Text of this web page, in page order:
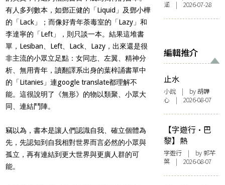
有人多列數本，如鄧正健的「Liquid」及鄧小樺
的「Lack」；而像好青年荼毒室的「Lazy」和
李達寧的「Left」，則只談一本。結果這堆書
單，Lesiban、Left、Lack、Lazy，出來還是很
非主流的小眾立足點：女同志、左翼、精神分
析、無用青年，讀翻譯系出身的葉梓誦書單中
的「Litanies」連google translate都理解不
能。這很說明了《無形》的物以類聚、小眾大
同、連結鬥陣。
竊以為，書本是讓人們認識自我、確立個體為
先，先認知到自我相對世界而言必然的小眾與
孤立，再有連結到更大世界與更廣人群的可
能。
涵 | 2026-07-28
編輯推介
止水
小說 | by 胡韡
心 | 2026-08-07
【字遊行·巴
黎】熱
字遊行 | by 郭芊
葉 | 2026-08-07